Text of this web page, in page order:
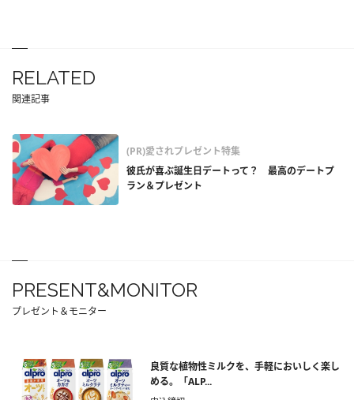
RELATED
関連記事
(PR)愛されプレゼント特集
彼氏が喜ぶ誕生日デートって？ 最高のデートプ
ラン＆プレゼント
PRESENT&MONITOR
プレゼント＆モニター
良質な植物性ミルクを、手軽においしく楽し
める。「ALP...